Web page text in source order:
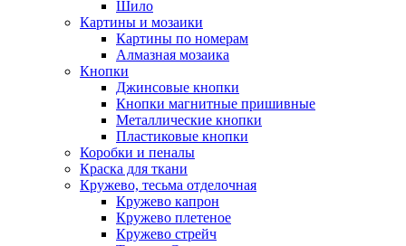
Шило
Картины и мозаики
Картины по номерам
Алмазная мозаика
Кнопки
Джинсовые кнопки
Кнопки магнитные пришивные
Металлические кнопки
Пластиковые кнопки
Коробки и пеналы
Краска для ткани
Кружево, тесьма отделочная
Кружево капрон
Кружево плетеное
Кружево стрейч